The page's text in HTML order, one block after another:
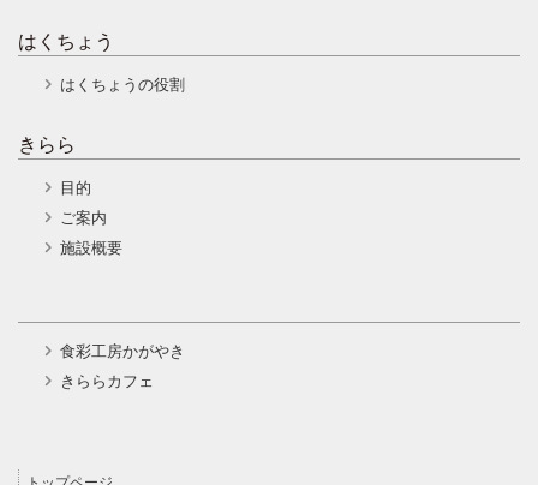
はくちょう
はくちょうの役割
きらら
目的
ご案内
施設概要
食彩工房かがやき
きららカフェ